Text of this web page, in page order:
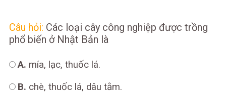
Câu hỏi: Các loại cây công nghiệp được trồng
phổ biến ở Nhật Bản là
A. mía, lạc, thuốc lá.
B. chè, thuốc lá, dâu tằm.